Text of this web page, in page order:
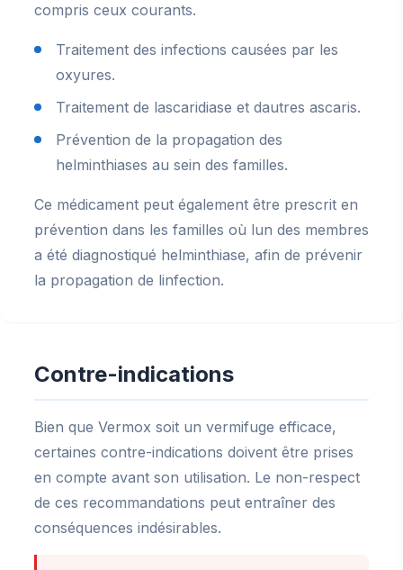
compris ceux courants.
Traitement des infections causées par les
oxyures.
Traitement de lascaridiase et dautres ascaris.
Prévention de la propagation des
helminthiases au sein des familles.
Ce médicament peut également être prescrit en
prévention dans les familles où lun des membres
a été diagnostiqué helminthiase, afin de prévenir
la propagation de linfection.
Contre-indications
Bien que Vermox soit un vermifuge efficace,
certaines contre-indications doivent être prises
en compte avant son utilisation. Le non-respect
de ces recommandations peut entraîner des
conséquences indésirables.